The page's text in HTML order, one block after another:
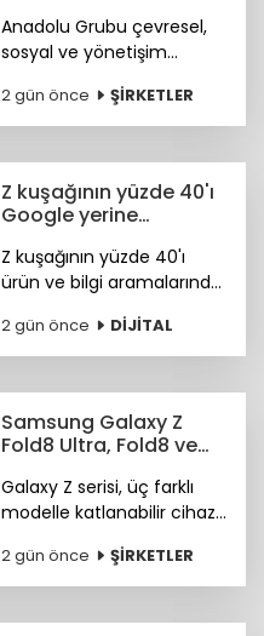
Anadolu Grubu çevresel,
sosyal ve yönetişim
yaklaşımı ile FTSE4Good
Endeksi’nde.
2 gün önce ŞİRKETLER
Z kuşağının yüzde 40'ı
Google yerine
yapıyor
Z kuşağının yüzde 40'ı
ürün ve bilgi aramalarında
Araştırma ayrıca
Instagram ve TikTok'un
önde olduğunu öne
çıkardı.
2 gün önce DİJİTAL
Samsung Galaxy Z
Fold8 Ultra, Fold8 ve
marketlerde
Galaxy Z serisi, üç farklı
modelle katlanabilir cihaz
sayfa açıyor.
2 gün önce ŞİRKETLER